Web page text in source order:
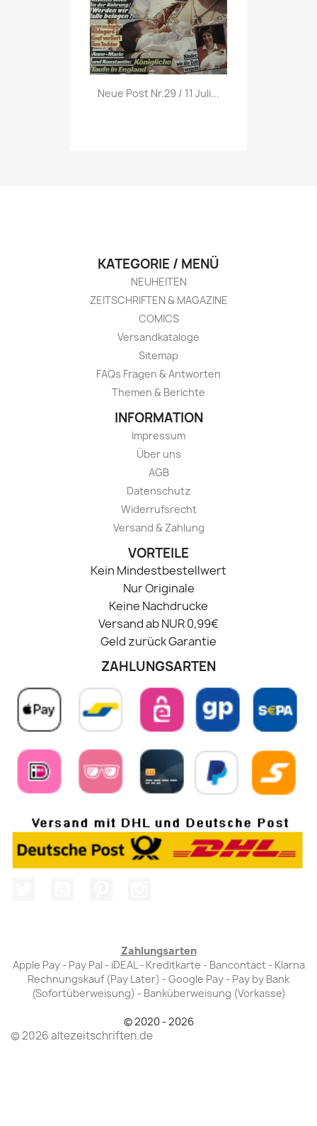
Vorschau
Neue Post Nr.29 / 11 Juli...
KATEGORIE / MENÜ
NEUHEITEN
ZEITSCHRIFTEN & MAGAZINE
COMICS
Versandkataloge
Sitemap
FAQs Fragen & Antworten
Themen & Berichte
INFORMATION
Impressum
Über uns
AGB
Datenschutz
Widerrufsrecht
Versand & Zahlung
VORTEILE
Kein Mindestbestellwert
Nur Originale
Keine Nachdrucke
Versand ab NUR 0,99€
Geld zurück Garantie
ZAHLUNGSARTEN
Zahlungsarten
Apple Pay - Pay Pal - iDEAL - Kreditkarte - Bancontact - Klarna
Rechnungskauf (Pay Later) - Google Pay - Pay by Bank
(Sofortüberweisung) - Banküberweisung (Vorkasse)
© 2020 - 2026
© 2026 altezeitschriften.de